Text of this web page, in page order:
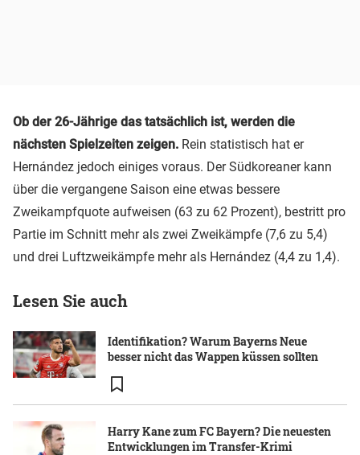
Ob der 26-Jährige das tatsächlich ist, werden die
nächsten Spielzeiten zeigen. Rein statistisch hat er
Hernández jedoch einiges voraus. Der Südkoreaner kann
über die vergangene Saison eine etwas bessere
Zweikampfquote aufweisen (63 zu 62 Prozent), bestritt pro
Partie im Schnitt mehr als zwei Zweikämpfe (7,6 zu 5,4)
und drei Luftzweikämpfe mehr als Hernández (4,4 zu 1,4).
Lesen Sie auch
Identifikation? Warum Bayerns Neue
besser nicht das Wappen küssen sollten
Harry Kane zum FC Bayern? Die neuesten
Entwicklungen im Transfer-Krimi